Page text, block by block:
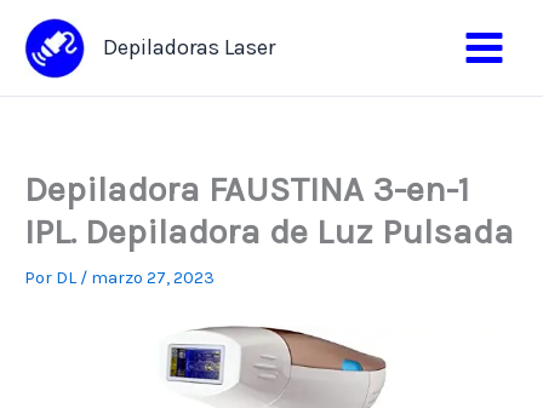
contenido
Depiladoras Laser
Depiladora FAUSTINA 3-en-1
IPL. Depiladora de Luz Pulsada
Por DL / marzo 27, 2023